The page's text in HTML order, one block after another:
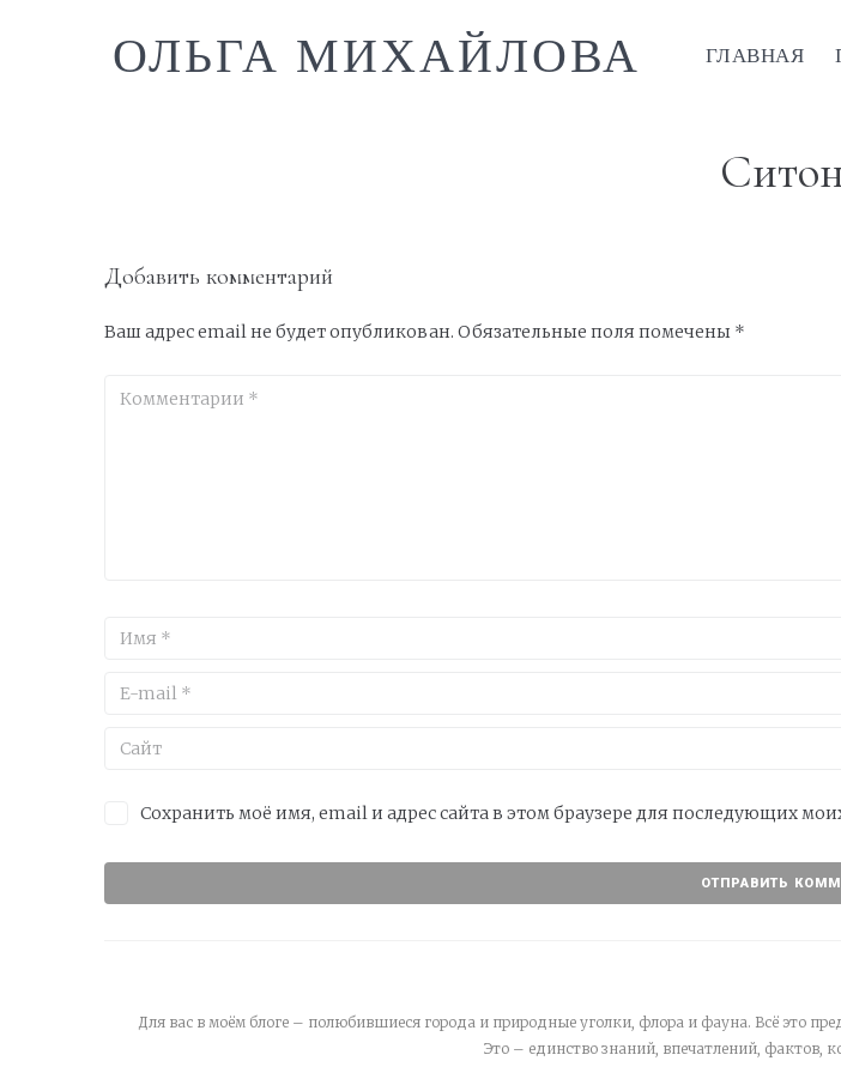
ОЛЬГА МИХАЙЛОВА ГЛАВНАЯ
Добавить комментарий
Ваш адрес email не будет опубликован. Обязательные поля помечены *
Сохранить моё имя, email и адрес сайта в этом браузере для последующих
Для вас в моём блоге – полюбившиеся города и природные уголки, флора и фауна. Всё это
Это – единство знаний, впечатлений,